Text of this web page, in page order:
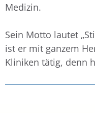
Medizin.
Sein Motto lautet
ist er mit ganzem
Kliniken tätig, denn